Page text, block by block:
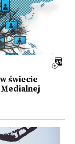
świecie